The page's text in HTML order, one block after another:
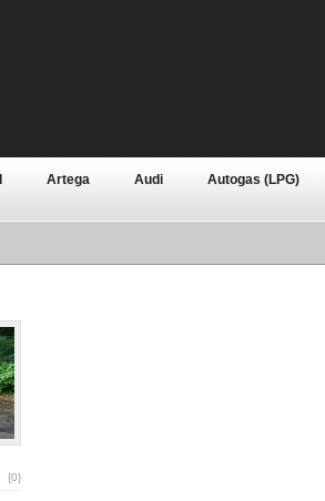
Artega Audi Autogas (LPG)
Continental Dacia Daewoo
Pontiac
Skoda
{0}